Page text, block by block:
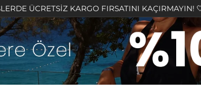
KARGO FIRSATINI KAÇIRMAYIN! 🤍